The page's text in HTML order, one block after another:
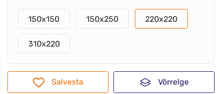
150x150 150x250 220x220
310x220
Salvesta Võrrelge